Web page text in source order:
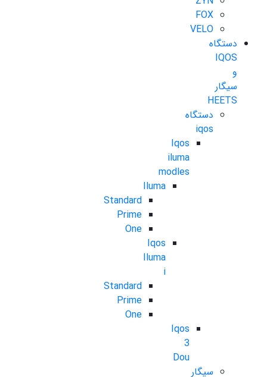
FOX
VELO
دستگاه
IQOS
و
سیگار
HEETS
دستگاه
iqos
Iqos
iluma
modles
Iluma
Standard
Prime
One
Iqos
Iluma
i
Standard
Prime
One
Iqos
3
Dou
سیگار